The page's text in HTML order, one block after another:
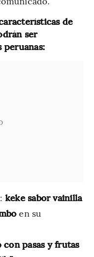
de
ser
peruanas:
keke sabor vainilla
en su
con pasas y frutas